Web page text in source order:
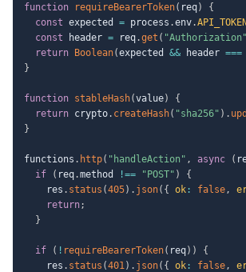
function requireBearerToken( req)
{
const expected = process .env.API_TOKEN
const header = req.get ( "Authorization"
return
Boolean(expected && header ===
}
function stableHash(value)
{
return crypto. createHash( "sha256" ) .
}
functions . http( "handleAction" , async (
if
( req.method !== "POST" )
{
    res
. status (405) . json( { ok : false,
return;
}
if ( ! requireBearerToken( req) )
{
    res
. status (401) . json( { ok : false,